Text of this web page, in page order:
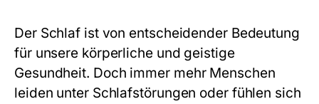
Der Schlaf ist von entscheidender Bedeutung
für unsere körperliche und geistige
Gesundheit. Doch immer mehr Menschen
leiden unter Schlafstörungen oder fühlen sich